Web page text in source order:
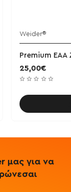
Weider®
Premium
25,00€
μας για να